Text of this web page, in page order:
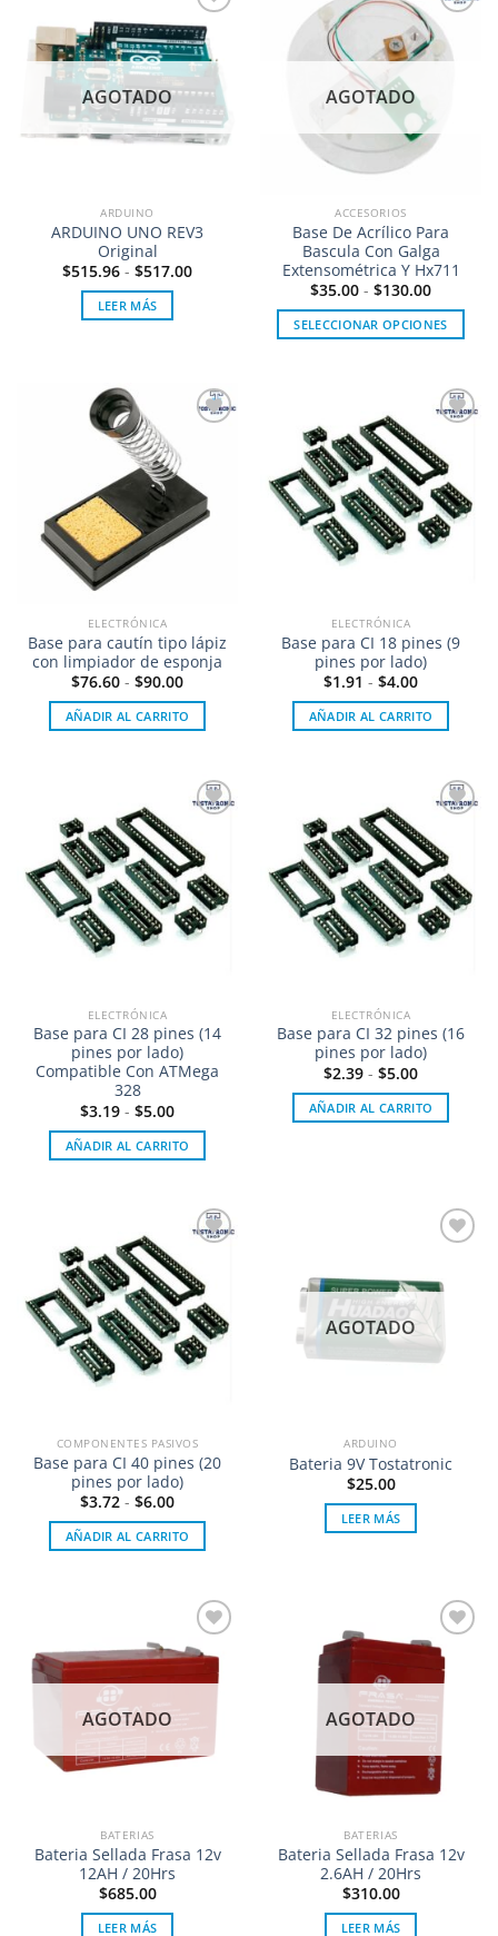
Añadir
a la
lista de
deseos
AGOTADO
ARDUINO
ARDUINO UNO REV3
Original
$515.96 - $517.00
LEER MÁS
Añadir
a la
lista de
AGOTADO
ACCESORIOS
Base De Acrílico Para
Bascula Con Galga
Extensométrica Y Hx711
$35.00 - $130.00Rango
precios:
desde
SELECCIONAR OPCIONES
múltiples
variantes.
Las
opciones
se
pueden
elegir
página
de
producto
deseos
ELECTRÓNICA
Base para cautín tipo lápiz
con limpiador de esponja
$76.60 - $90.00
AÑADIR AL CARRITO
a la
lista de
deseos
ELECTRÓNICA
Base para CI 18 pines (9
pines por lado)
$1.91 - $4.00
AÑADIR AL CARRITO
a la
lista de
deseos
ELECTRÓNICA
Base para CI 28 pines (14
pines por lado)
Compatible Con ATMega
328
$3.19 - $5.00
AÑADIR AL CARRITO
a la
lista de
deseos
ELECTRÓNICA
Base para CI 32 pines (16
pines por lado)
$2.39 - $5.00
AÑADIR AL CARRITO
a la
lista de
deseos
COMPONENTES PASIVOS
Base para CI 40 pines (20
pines por lado)
$3.72 - $6.00
AÑADIR AL CARRITO
lista de
AGOTADO
ARDUINO
Bateria 9V Tostatronic
$25.00
LEER MÁS
Añadir
lista de
AGOTADO
BATERIAS
Bateria Sellada Frasa 12v
12AH / 20Hrs
$685.00
LEER MÁS
Añadir
a la
lista de
AGOTADO
BATERIAS
Bateria Sellada Frasa 12v
2.6AH / 20Hrs
$310.00
LEER MÁS